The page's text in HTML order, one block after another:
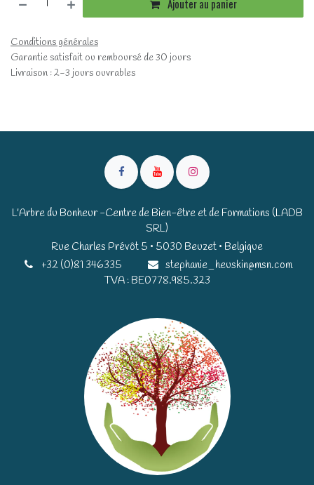
Ajouter au panier
Conditions générales
Garantie satisfait ou remboursé de 30 jours
Livraison : 2-3 jours ouvrables
L'Arbre du Bonheur -Centre de Bien-être et de Formations (LADB
SRL)
Rue Charles Prévôt 5 • 5030 Beuzet • Belgique​​
+32 (0)81 346335
stephanie_heuskin@msn.com
TVA : BE0778.985.323